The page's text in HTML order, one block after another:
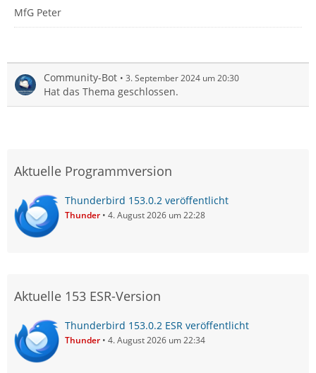
MfG Peter
Community-Bot 3. September 2024 um 20:30
Hat das Thema geschlossen.
Aktuelle Programmversion
Thunderbird 153.0.2 veröffentlicht
Thunder 4. August 2026 um 22:28
Aktuelle 153 ESR-Version
Thunderbird 153.0.2 ESR veröffentlicht
Thunder 4. August 2026 um 22:34